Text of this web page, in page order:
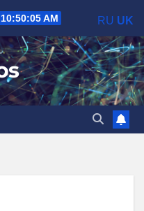
10:50:06 AM RU UK